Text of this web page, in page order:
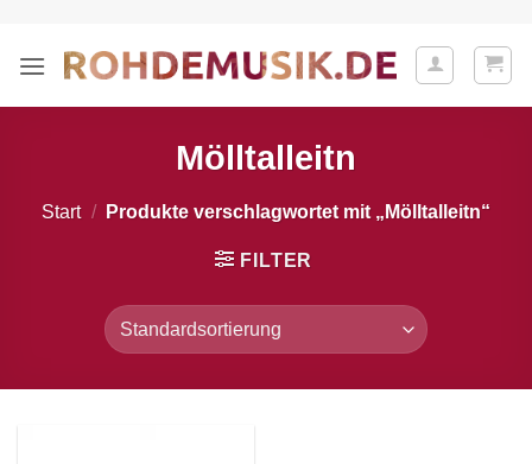
springen
Mölltalleitn
Start / Produkte verschlagwortet mit „Mölltalleitn“
FILTER